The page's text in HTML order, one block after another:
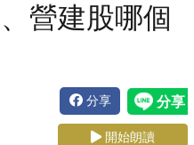
營建股哪個
分享
開始朗讀